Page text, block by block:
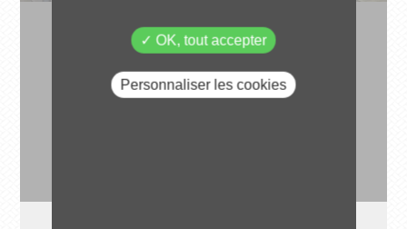
OK, tout accepter
Personnaliser les cookies